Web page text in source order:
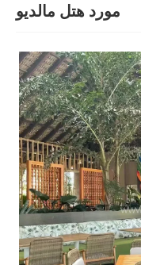
مورد هتل مالدیو